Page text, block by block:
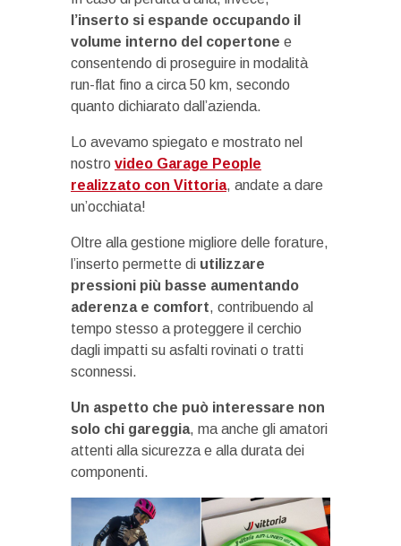
l’inserto si espande occupando il
volume interno del copertone e
consentendo di proseguire in modalità
run-flat fino a circa 50 km, secondo
quanto dichiarato dall’azienda.
Lo avevamo spiegato e mostrato nel
nostro video Garage People
realizzato con Vittoria, andate a dare
un’occhiata!
Oltre alla gestione migliore delle forature,
l’inserto permette di utilizzare
pressioni più basse aumentando
aderenza e comfort, contribuendo al
tempo stesso a proteggere il cerchio
dagli impatti su asfalti rovinati o tratti
sconnessi.
Un aspetto che può interessare non
solo chi gareggia, ma anche gli amatori
attenti alla sicurezza e alla durata dei
componenti.